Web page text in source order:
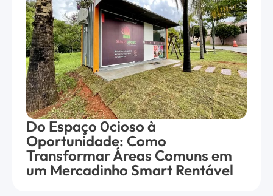
Do Espaço 0cioso à
Oportunidade: Como
Transformar Áreas Comuns em
um Mercadinho Smart Rentável